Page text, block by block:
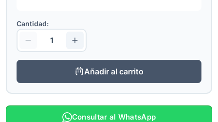
Cantidad:
Añadir al carrito
Consultar al WhatsApp